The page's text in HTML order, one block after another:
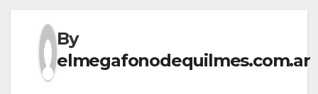
By
elmegafonodequilmes.com.ar